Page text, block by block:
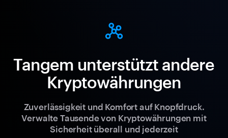
Tangem unterstützt andere
Kryptowährungen
Zuverlässigkeit und Komfort auf Knopfdruck.
Verwalte Tausende von Kryptowährungen mit
Sicherheit überall und jederzeit